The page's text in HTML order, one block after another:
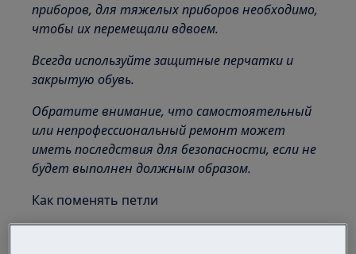
приборов, для тяжелых приборов необходимо,
чтобы их перемещали вдвоем.
Всегда используйте защитные перчатки и
закрытую обувь.
Обратите внимание, что самостоятельный
или непрофессиональный ремонт может
иметь последствия для безопасности, если не
будет выполнен должным образом.
Как поменять петли